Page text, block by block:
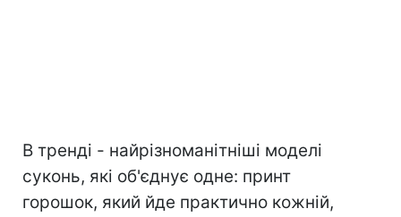
В тренді - найрізноманітніші моделі
суконь, які об'єднує одне: принт
горошок, який йде практично кожній,